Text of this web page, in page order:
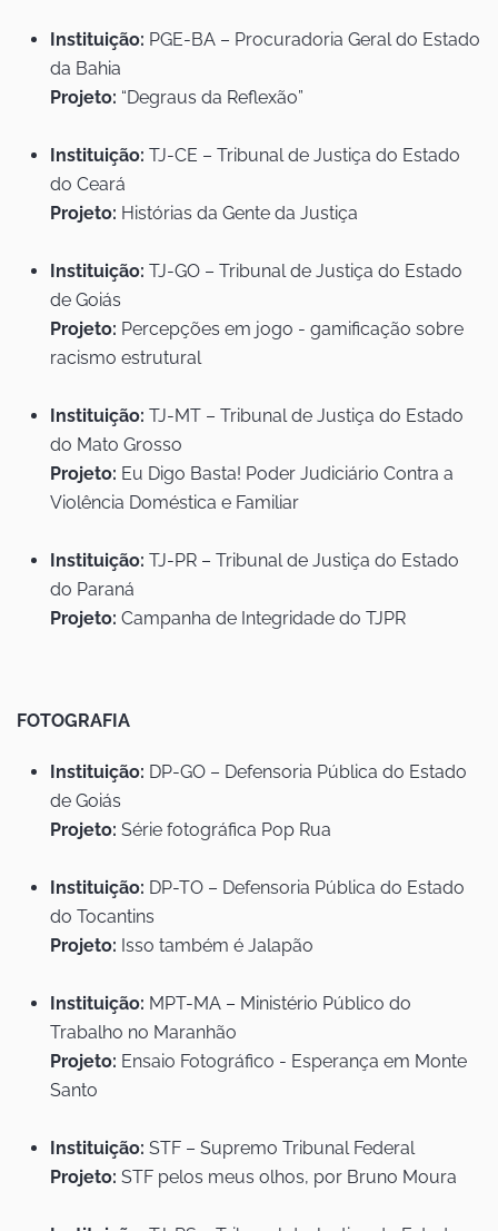
Instituição: PGE-BA – Procuradoria Geral do Estado
da Bahia
Projeto: “Degraus da Reflexão”
Instituição: TJ-CE – Tribunal de Justiça do Estado
do Ceará
Projeto: Histórias da Gente da Justiça
Instituição: TJ-GO – Tribunal de Justiça do Estado
de Goiás
Projeto: Percepções em jogo - gamificação sobre
racismo estrutural
Instituição: TJ-MT – Tribunal de Justiça do Estado
do Mato Grosso
Projeto: Eu Digo Basta! Poder Judiciário Contra a
Violência Doméstica e Familiar
Instituição: TJ-PR – Tribunal de Justiça do Estado
do Paraná
Projeto: Campanha de Integridade do TJPR
FOTOGRAFIA
Instituição: DP-GO – Defensoria Pública do Estado
de Goiás
Projeto: Série fotográfica Pop Rua
Instituição: DP-TO – Defensoria Pública do Estado
do Tocantins
Projeto: Isso também é Jalapão
Instituição: MPT-MA – Ministério Público do
Trabalho no Maranhão
Projeto: Ensaio Fotográfico - Esperança em Monte
Santo
Instituição: STF – Supremo Tribunal Federal
Projeto: STF pelos meus olhos, por Bruno Moura